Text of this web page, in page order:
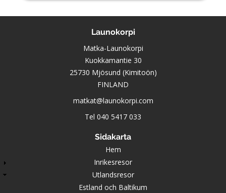
Launokorpi
Matka-Launokorpi
Kuokkamantie 30
25730 Mjösund (Kimitoön)
FINLAND
matkat@launokorpi.com
Tel 040 5417 033
Sidakarta
Hem
Inrikesresor
Utlandsresor
Estland och Baltikum